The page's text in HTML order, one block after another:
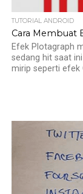
TUTORIAL ANDROID
Cara Membuat
Efek Plotagraph
sedang hit saat
mirip seperti efek